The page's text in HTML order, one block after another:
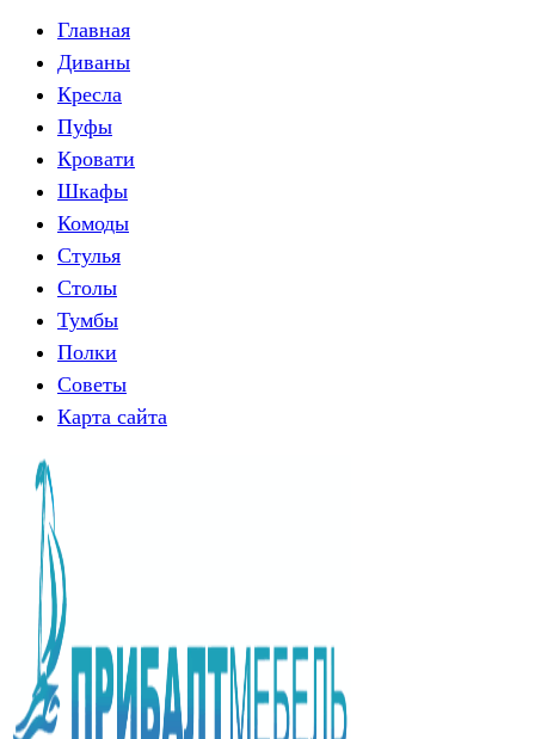
Главная
Диваны
Кресла
Пуфы
Кровати
Шкафы
Комоды
Стулья
Столы
Тумбы
Полки
Советы
Карта сайта